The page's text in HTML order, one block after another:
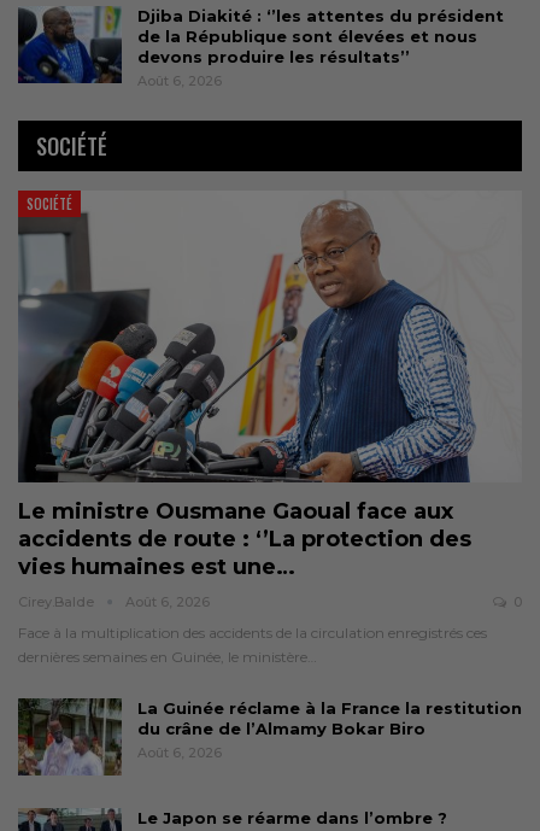
Djiba Diakité : ‘’les attentes du président
de la République sont élevées et nous
devons produire les résultats’’
Août 6, 2026
SOCIÉTÉ
SOCIÉTÉ
Le ministre Ousmane Gaoual face aux
accidents de route : ‘’La protection des
vies humaines est une…
Cirey.balde Août 6, 2026 0
Face à la multiplication des accidents de la circulation enregistrés ces
dernières semaines en Guinée, le ministère…
La Guinée réclame à la France la restitution
du crâne de l’Almamy Bokar Biro
Août 6, 2026
Le Japon se réarme dans l’ombre ?